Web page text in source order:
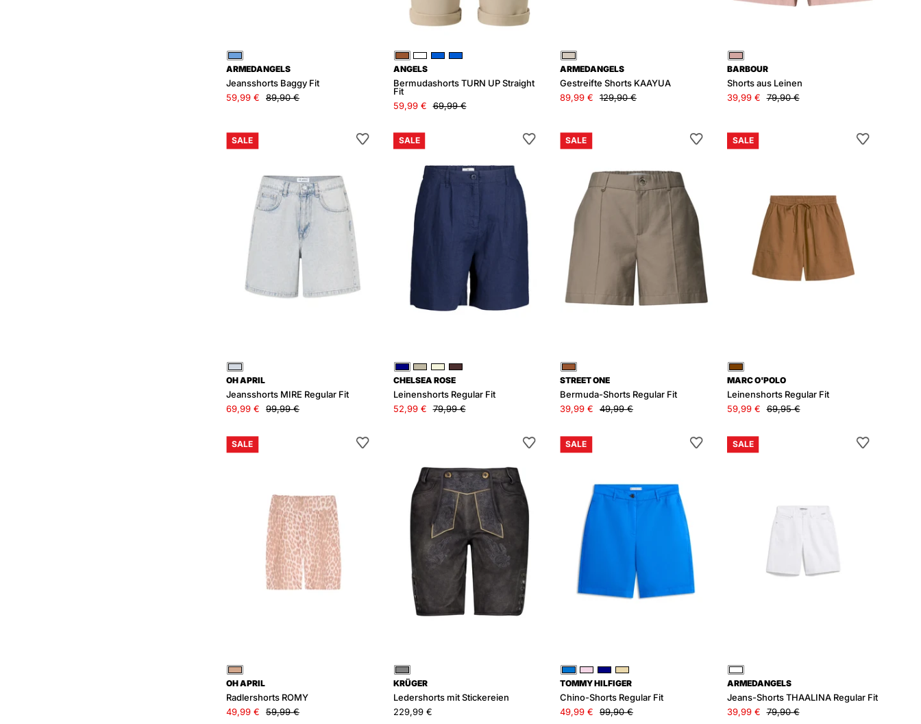
Beige
ARMEDANGELS
Gestreifte Shorts KAAYUA
89,99 €
129,90 €
Rot
BARBOUR
Shorts aus Leinen
39,99 € 79,90 €
Jeansshorts
Fit
SALE
Blau
OH APRIL
Jeansshorts MIRE Regular Fit
69,99 €
99,99 €
Leinenshorts
Fit
SALE
BlauGrauBeigeBraun
CHELSEA ROSE
Leinenshorts Regular Fit
52,99 € 79,99 €
Fit
SALE
Braun
STREET ONE
Bermuda-Shorts Regular Fit
39,99 €
49,99 €
Leinenshorts
SALE
Braun
MARC O'POLO
Leinenshorts Regular Fit
59,99 € 69,95 €
Radlershorts
SALE
Beige
OH APRIL
Radlershorts ROMY
49,99 €
59,99 €
Ledershorts
Stickereien
Grau
KRÜGER
Ledershorts mit Stickereien
229,99 €
Blau
ARMEDANGELS
Jeansshorts Baggy Fit
59,99 €
89,90 €
Fit
SALE
BlauRosaBlauBeige
TOMMY HILFIGER
Chino-Shorts Regular Fit
49,99 €
99,90 €
BraunWeißBlauBlau
ANGELS
Bermudashorts TURN UP Straight
Fit
59,99 € 69,99 €
SALE
Weiß
ARMEDANGELS
Jeans-Shorts THAALINA Regular Fit
39,99 € 79,90 €